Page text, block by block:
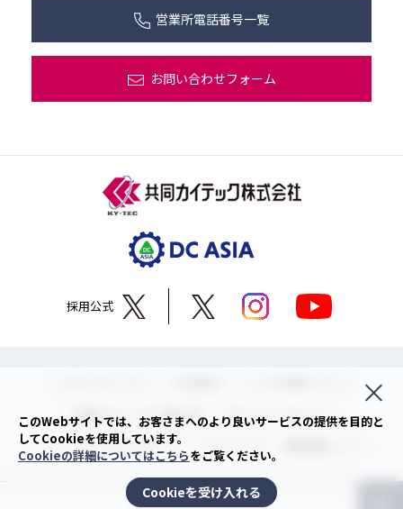
営業所電話番号一覧
お問い合わせフォーム
採用公式
情報セキュリティ基本方針 プライバシーポリシー
ソーシャルメディアポリシー
©2022KYODO KY-TEC Corp.
このWebサイトでは、お客さまへのより良いサービスの提供を目的と
してCookieを使用しています。
Cookieの詳細についてはこちらをご覧ください。
Cookieを受け入れる